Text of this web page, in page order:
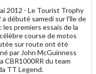
2012 - Le Tourist Trophy
a débuté samedi sur l'île de
les premiers essais de la
course de motos
sur route ont été
par John McGuinness
CBR1000RR du team
TT Legend.